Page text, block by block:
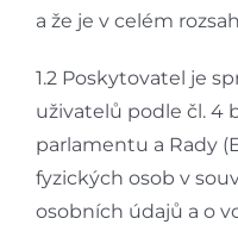
a že je v celém
1.2 Poskytovatel je
uživatelů podle čl. 4
parlamentu a Rady
fyzických osob v
osobních údajů a o